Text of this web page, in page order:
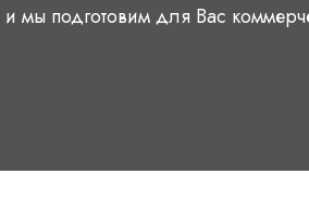
и мы подготовим для Вас